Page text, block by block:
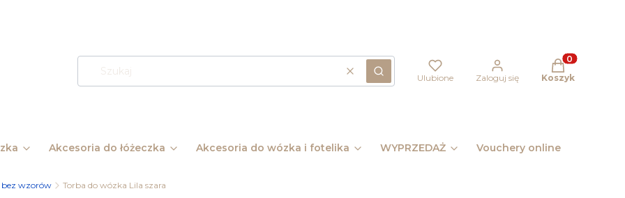
WyczyśćSzukaj Ulubione Zaloguj się
Produkty w
Koszyk
Akcesoria do łóżeczka Akcesoria do wózka i fotelika WYPRZEDAŻ Vouchery online
bez wzorów Torba do wózka Lila szara